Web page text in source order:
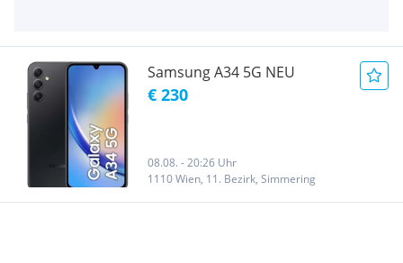
Samsung A34 5G NEU
€ 230
08.08. - 20:26 Uhr
1110 Wien, 11. Bezirk, Simmering